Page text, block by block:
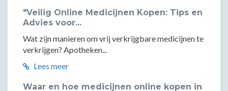
"Veilig Online Medicijnen Kopen: Tips en
Advies voor...
Wat zijn manieren om vrij verkrijgbare medicijnen te
verkrijgen? Apotheken...
Lees meer
Waar en hoe medicijnen online kopen in